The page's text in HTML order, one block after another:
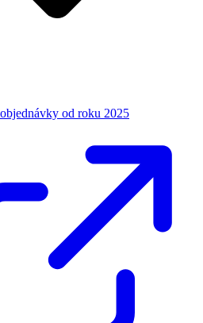
od roku 2025